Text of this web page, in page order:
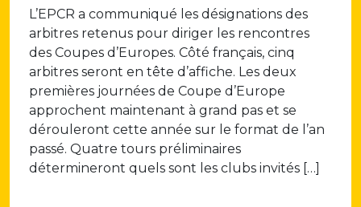
L’EPCR a communiqué les désignations des
arbitres retenus pour diriger les rencontres
des Coupes d’Europes. Côté français, cinq
arbitres seront en tête d’affiche. Les deux
premières journées de Coupe d’Europe
approchent maintenant à grand pas et se
dérouleront cette année sur le format de l’an
passé. Quatre tours préliminaires
détermineront quels sont les clubs invités […]